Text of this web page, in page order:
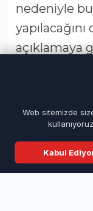
nedeniyle
açıklamaya
Hükümet
Milli İrade
dönüş
Temmuz
olacak.
yolAna Sayfa
Web sitemizde
Kabul